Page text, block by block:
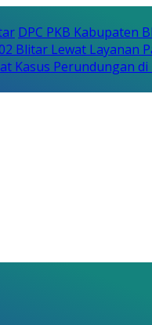
DPC PKB Kabupaten
Blitar Lewat Layanan
Kasus Perundungan